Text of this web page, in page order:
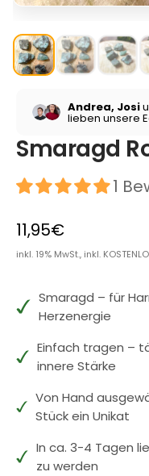
Andrea, Josi
lieben unsere
Smaragd
1
11,95€
inkl. 19% MwSt., inkl.
Smaragd – für
Herzenergie
Einfach tragen –
innere Stärke
Von Hand
Stück ein Unikat
In ca. 3-4 Tagen
zu werden